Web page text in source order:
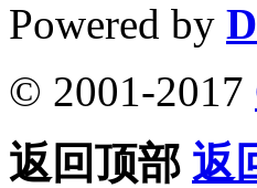
Powered by
© 2001-2017
返回顶部 返